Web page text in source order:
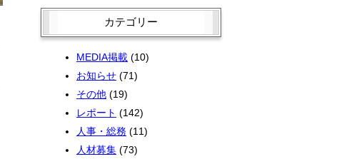
1月 (2)
1月 (2)
4月 (4)
3月 (2)
2月 (2)
1月 (2)
6月 (3)
4月 (1)
3月 (3)
2月 (4)
カテゴリー
MEDIA掲載 (10)
お知らせ (71)
その他 (19)
レポート (142)
人事・総務 (11)
人材募集 (73)